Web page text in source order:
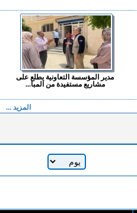
مدير المؤسسة التعاونية يطلع على
مشاريع مستفيدة من المبا...
المزيد ...